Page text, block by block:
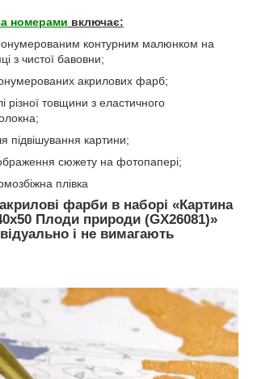
номерами включає:
контурним малюнком на
з чистої бавовни;
акрилових фарб;
різної товщини з еластичного
підвішування картини;
сюжету на фотопапері;
плівка
акрилові фарби в наборі «Картина
Плоди природи (GX26081)»
і не вимагають